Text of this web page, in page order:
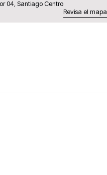
04, Santiago Centro
Revisa el mapa